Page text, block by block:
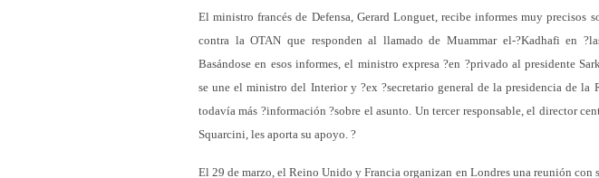
El ministro francés de Defensa, Gerard Longuet, recibe informes muy precisos
contra la OTAN que responden al llamado de Muammar el-?Kadhafi en
Basándose en esos informes, el ministro expresa ?en ?privado al presidente
se une el ministro del Interior y ?ex ?secretario general de la presidencia de la
todavía más ?información ?sobre el asunto. Un tercer responsable, el director
Squarcini, les aporta su apoyo. ?
El 29 de marzo, el Reino Unido y Francia organizan en Londres una reunión con